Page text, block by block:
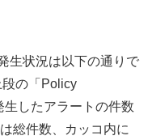
生状況は以下の通りで
の「Policy
したアラートの件数
総件数、カッコ内に